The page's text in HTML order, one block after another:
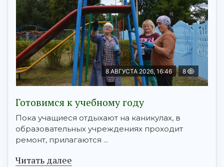
8 АВГУСТА 2026, 16:46 8
Готовимся к учебному году
Пока учащиеся отдыхают на каникулах, в
образовательных учреждениях проходит
ремонт, прилагаются ...
Читать далее